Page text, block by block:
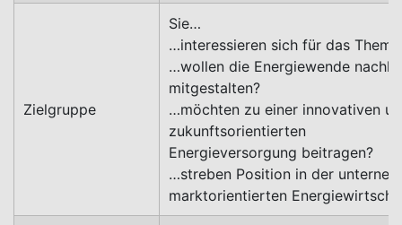
Zielgruppe
Sie…
…interessieren sich für das
…wollen die Energiewende
mitgestalten?
…möchten zu einer innovativen
zukunftsorientierten
Energieversorgung beitragen?
…streben Position in der
marktorientierten